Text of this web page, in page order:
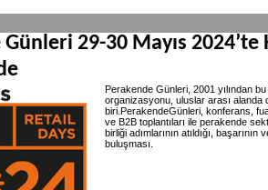
29-30 Mayıs 2024’te
Perakende Günleri, 2001 yılından
organizasyonu, uluslar arası alanda
biri.PerakendeGünleri, konferans,
ve B2B toplantıları ile perakende
birliği adımlarının atıldığı,
buluşması.